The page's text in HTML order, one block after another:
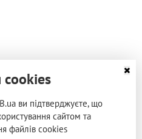
cookies
ви підтверджуєте, що
сайтом та
файлів cookies